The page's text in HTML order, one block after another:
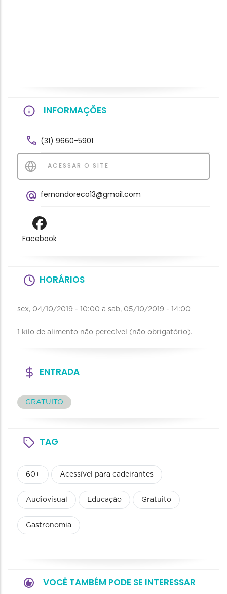
INFORMAÇÕES
(31) 9660-5901
ACESSAR O SITE
fernandoreco13@gmail.com
Facebook
HORÁRIOS
sex, 04/10/2019 - 10:00 a sab, 05/10/2019 - 14:00
1 kilo de alimento não perecível (não obrigatório).
ENTRADA
GRATUITO
TAG
60+ Acessível para cadeirantes
Audiovisual Educação Gratuito
Gastronomia
VOCÊ TAMBÉM PODE SE INTERESSAR